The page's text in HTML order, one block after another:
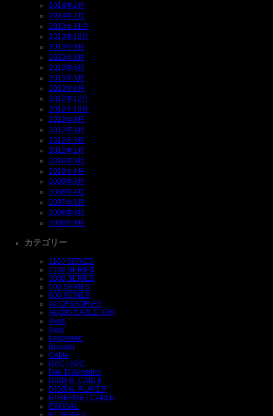
2014年2月
2014年1月
2013年11月
2013年10月
2013年9月
2013年8月
2013年6月
2013年5月
2013年4月
2012年12月
2012年10月
2012年9月
2012年5月
2012年3月
2012年1月
2010年9月
2010年4月
2009年3月
2008年4月
2007年6月
2006年8月
2000年9月
カテゴリー
1100 SERIES
2100 SERIES
3000 SERIES
500 SERIES
800 SERIES
ACCESSORIES
AUDIO CABLE (G6)
Ayon
Ayre
bergmann
Boulder
Cable
DAC / ADC
Dan D’Agostino
DIGITAL CABLE
DIGITAL PLAYER
ETHERNET CABLE
EXOGAL